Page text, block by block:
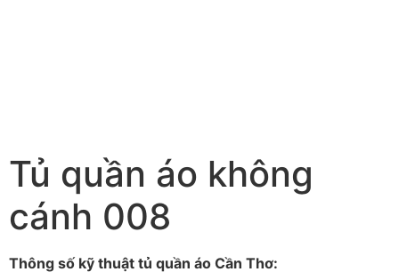
Tủ quần áo không
cánh 008
Thông số kỹ thuật tủ quần áo Cần Thơ: